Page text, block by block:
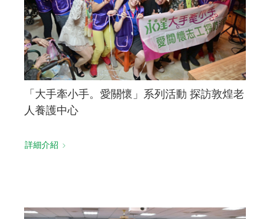
「大手牽小手。愛關懷」系列活動 探訪敦煌老
人養護中心
詳細介紹